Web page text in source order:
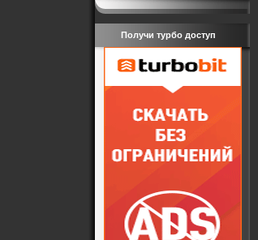
Получи турбо доступ